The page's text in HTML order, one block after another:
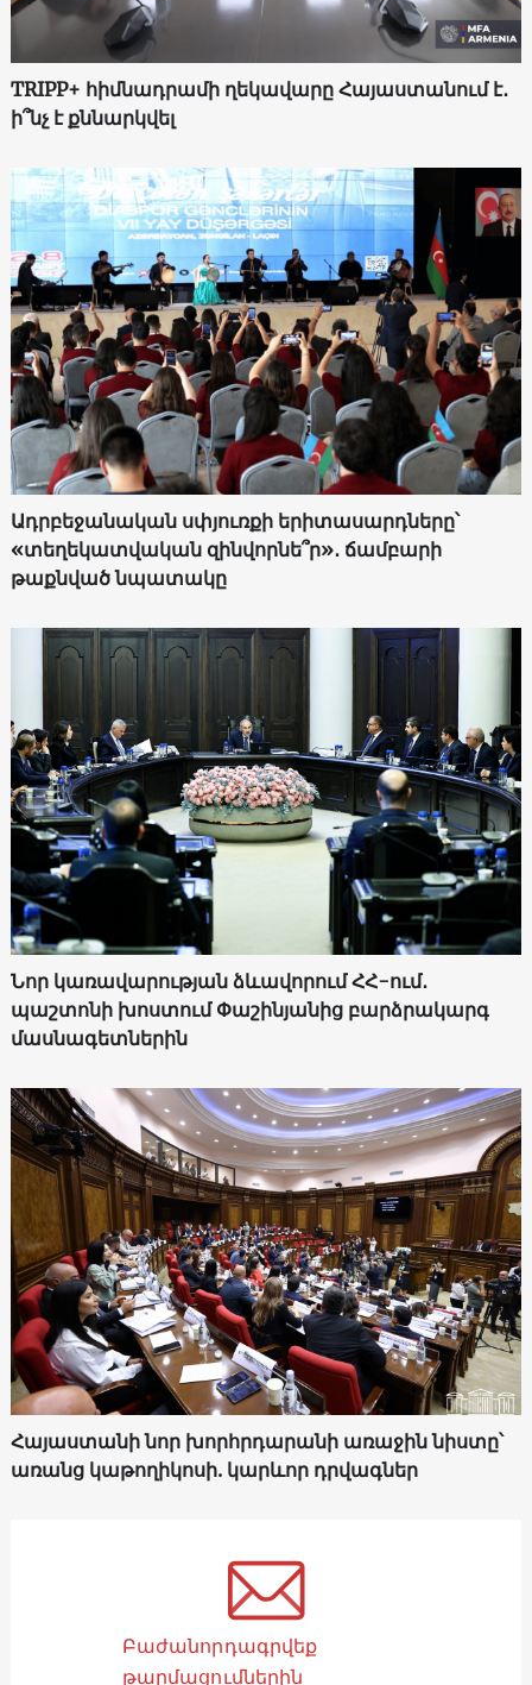
TRIPP+ հիմնադրամի ղեկավարը Հայաստանում է․
ի՞նչ է քննարկվել
Ադրբեջանական սփյուռքի երիտասարդները՝
«տեղեկատվական զինվորնե՞ր»․ ճամբարի
թաքնված նպատակը
Նոր կառավարության ձևավորում ՀՀ-ում․
պաշտոնի խոստում Փաշինյանից բարձրակարգ
մասնագետներին
Հայաստանի նոր խորհրդարանի առաջին նիստը՝
առանց կաթողիկոսի. կարևոր դրվագներ
Բաժանորդագրվեք
թարմացումներին